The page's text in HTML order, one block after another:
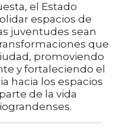
el Estado
espacios de
juventudes sean
que
promoviendo
y fortaleciendo el
hacia los espacios
de la vida